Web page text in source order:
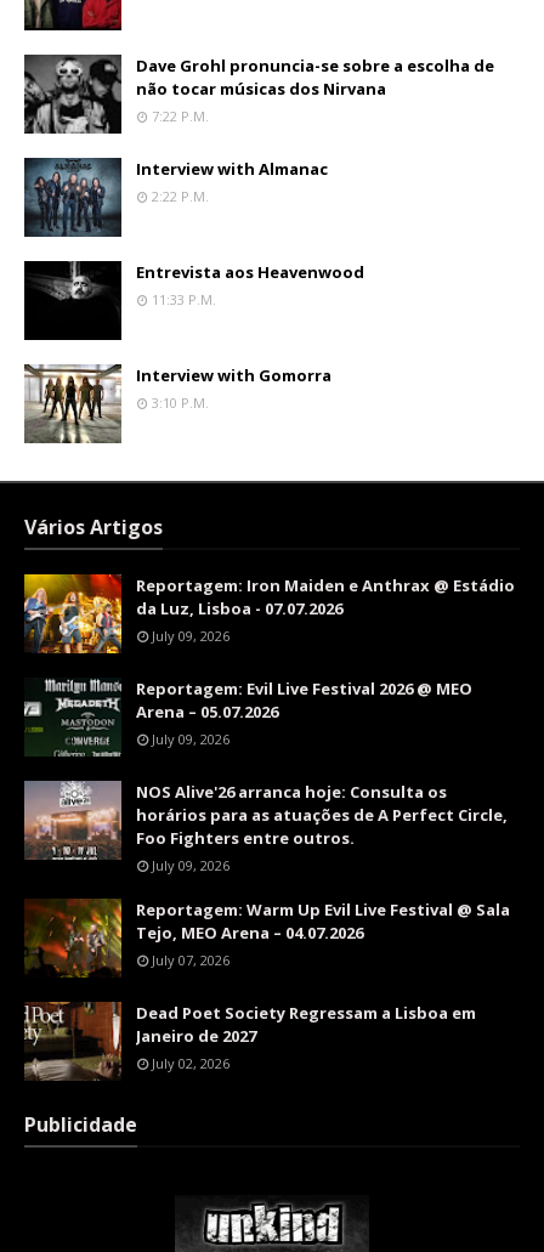
Dave Grohl pronuncia-se sobre a escolha de
não tocar músicas dos Nirvana
7:22 P.m.
Interview with Almanac
2:22 P.m.
Entrevista aos Heavenwood
11:33 P.m.
Interview with Gomorra
3:10 P.m.
Vários Artigos
Reportagem: Iron Maiden e Anthrax @ Estádio
da Luz, Lisboa - 07.07.2026
July 09, 2026
Reportagem: Evil Live Festival 2026 @ MEO
Arena – 05.07.2026
July 09, 2026
NOS Alive'26 arranca hoje: Consulta os
horários para as atuações de A Perfect Circle,
Foo Fighters entre outros.
July 09, 2026
Reportagem: Warm Up Evil Live Festival @ Sala
Tejo, MEO Arena – 04.07.2026
July 07, 2026
Dead Poet Society Regressam a Lisboa em
Janeiro de 2027
July 02, 2026
Publicidade